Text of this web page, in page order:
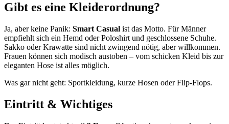
Gibt es eine Kleiderordnung?
Ja, aber keine Panik: Smart Casual ist das Motto. Für Männer
empfiehlt sich ein Hemd oder Poloshirt und geschlossene Schuhe.
Sakko oder Krawatte sind nicht zwingend nötig, aber willkommen.
Frauen können sich modisch austoben – vom schicken Kleid bis zur
eleganten Hose ist alles möglich.
Was gar nicht geht: Sportkleidung, kurze Hosen oder Flip-Flops.
Eintritt & Wichtiges